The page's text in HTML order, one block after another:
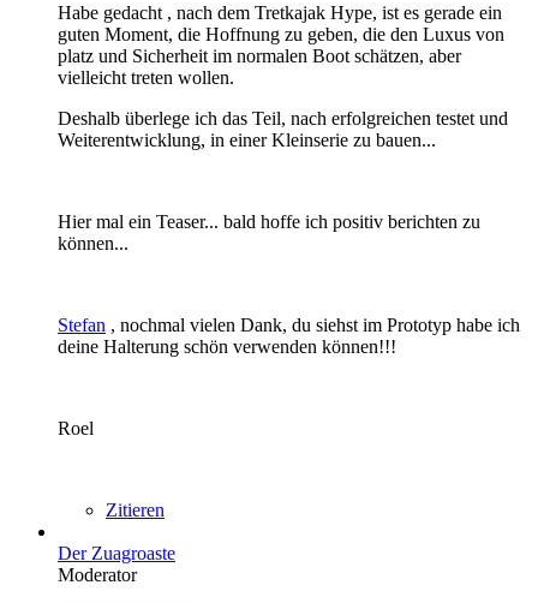
Habe gedacht , nach dem Tretkajak Hype, ist es gerade ein
guten Moment, die Hoffnung zu geben, die den Luxus von
platz und Sicherheit im normalen Boot schätzen, aber
vielleicht treten wollen.
Deshalb überlege ich das Teil, nach erfolgreichen testet und
Weiterentwicklung, in einer Kleinserie zu bauen...
Hier mal ein Teaser... bald hoffe ich positiv berichten zu
können...
Stefan , nochmal vielen Dank, du siehst im Prototyp habe ich
deine Halterung schön verwenden können!!!
Roel
Zitieren
Der Zuagroaste
Moderator